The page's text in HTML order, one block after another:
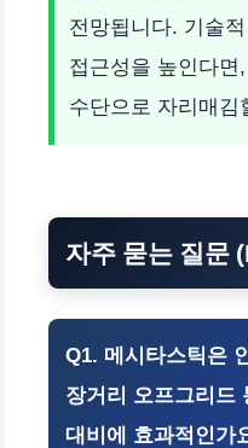
전망됩니다. 기술
접근성을 높인다면
수단으로 자리매김
자주 묻는 질문
Q1. 메시타스틱은
장거리 오프그리드
대비 에 효과적인가